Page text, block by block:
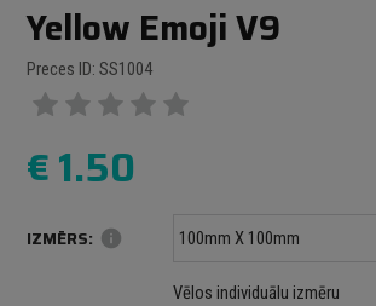
Yellow Emoji V9
Preces ID: SS1004
€1.50
IZMĒRS: info
mm mm
Maksimālais izmērs: 1000 mm
Vēlos individuālu izmēru